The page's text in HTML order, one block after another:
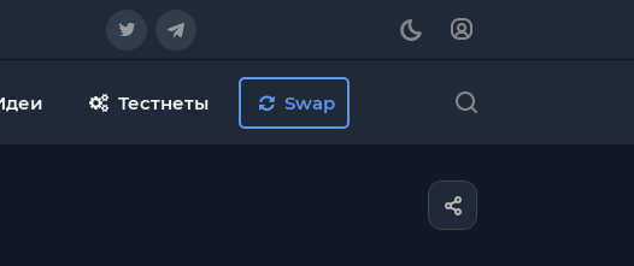
Тестнеты Swap